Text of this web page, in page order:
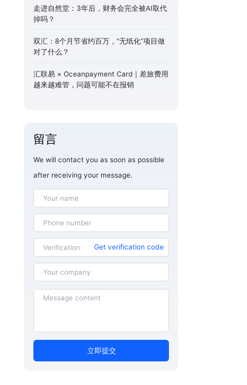
走进自然堂：3年后，财务会完全被AI取代
掉吗？
双汇：8个月节省约百万，“无纸化”项目做
对了什么？
汇联易 × Oceanpayment Card｜差旅费用
越来越难管，问题可能不在报销
留言
We will contact you as soon as possible
after receiving your message.
Get verification code
立即提交